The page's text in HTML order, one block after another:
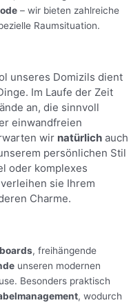
– wir bieten zahlreiche
Raumsituation.
unseres Domizils dient
Im Laufe der Zeit
an, die sinnvoll
einwandfreien
wir natürlich auch
persönlichen Stil
oder komplexes
sie Ihrem
Charme.
, freihängende
unseren modernen
Besonders praktisch
, wodurch